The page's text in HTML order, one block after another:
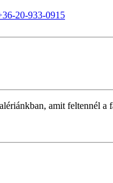
20-933-0915
amit feltennél a